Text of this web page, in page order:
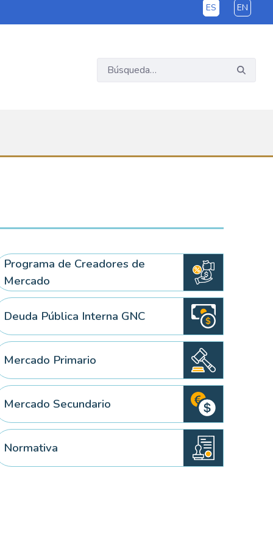
ES EN
Programa de Creadores de
Mercado
Deuda Pública Interna GNC
Mercado Primario
Mercado Secundario
Normativa